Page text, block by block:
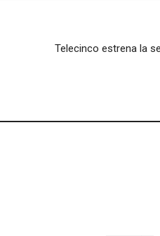
Telecinco estrena la